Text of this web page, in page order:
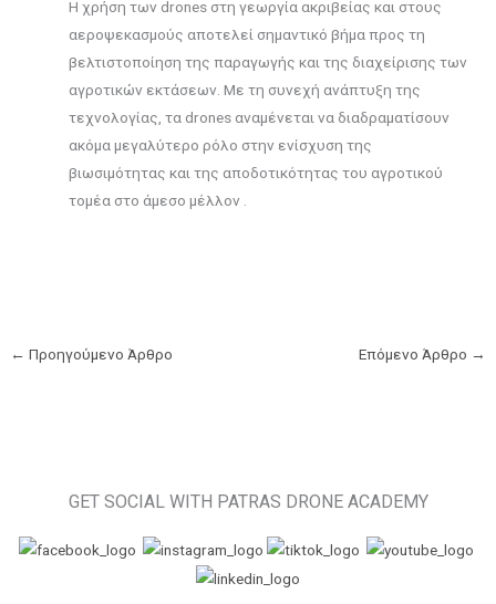
Η χρήση των drones στη γεωργία ακριβείας και στους
αεροψεκασμούς αποτελεί σημαντικό βήμα προς τη
βελτιστοποίηση της παραγωγής και της διαχείρισης των
αγροτικών εκτάσεων. Με τη συνεχή ανάπτυξη της
τεχνολογίας, τα drones αναμένεται να διαδραματίσουν
ακόμα μεγαλύτερο ρόλο στην ενίσχυση της
βιωσιμότητας και της αποδοτικότητας του αγροτικού
τομέα στο άμεσο μέλλον .
← Προηγούμενο Άρθρο Επόμενο Άρθρο →
GET SOCIAL WITH PATRAS DRONE ACADEMY